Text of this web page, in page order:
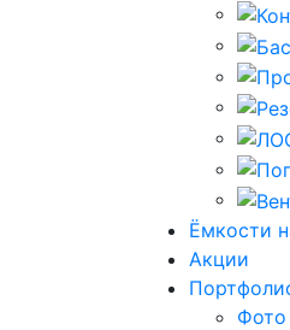
Ёмкости
Акции
Фото